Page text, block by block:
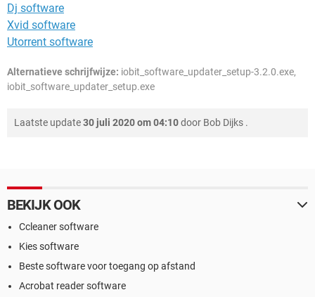
Dj software
Xvid software
Utorrent software
Alternatieve schrijfwijze: iobit_software_updater_setup-3.2.0.exe,
iobit_software_updater_setup.exe
Laatste update30 juli 2020 om 04:10door Bob Dijks .
BEKIJK OOK
Ccleaner software
Kies software
Beste software voor toegang op afstand
Acrobat reader software